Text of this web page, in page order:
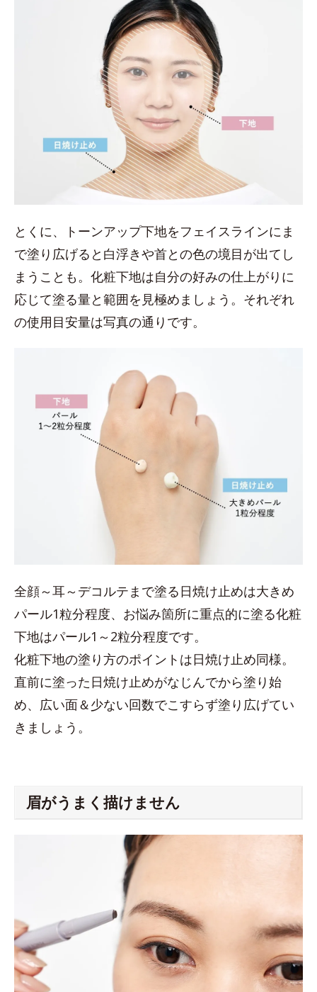
とくに、トーンアップ下地をフェイスラインにま
で塗り広げると白浮きや首との色の境目が出てし
まうことも。化粧下地は自分の好みの仕上がりに
応じて塗る量と範囲を見極めましょう。それぞれ
の使用目安量は写真の通りです。
全顔～耳～デコルテまで塗る日焼け止めは大きめ
パール1粒分程度、お悩み箇所に重点的に塗る化粧
下地はパール1～2粒分程度です。
化粧下地の塗り方のポイントは日焼け止め同様。
直前に塗った日焼け止めがなじんでから塗り始
め、広い面＆少ない回数でこすらず塗り広げてい
きましょう。
眉がうまく描けません